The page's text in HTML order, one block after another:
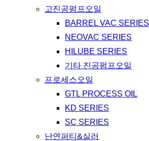
고진공펌프오일
BARREL VAC SERIES
NEOVAC SERIES
HILUBE SERIES
기타 진공펌프오일
프로세스오일
GTL PROCESS OIL
KD SERIES
SC SERIES
난연퍼티&실러